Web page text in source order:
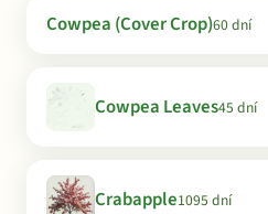
Cowpea (Cover Crop)60 dní
Cowpea Leaves45 dní
Crabapple1095 dní